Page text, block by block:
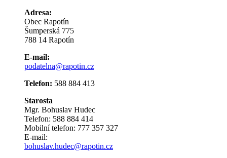
Adresa:
Obec Rapotín
Šumperská 775
788 14 Rapotín
E-mail:
podatelna@rapotin.cz
Telefon: 588 884 413
Starosta
Mgr. Bohuslav Hudec
Telefon: 588 884 414
Mobilní telefon: 777 357 327
E-mail:
bohuslav.hudec@rapotin.cz